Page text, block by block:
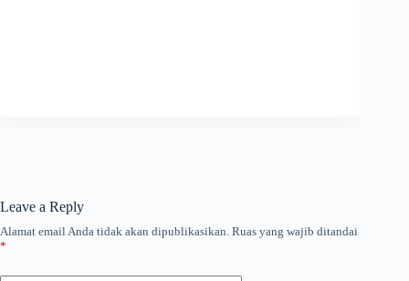
Leave a Reply
Alamat email Anda tidak akan dipublikasikan. Ruas yang wajib ditandai
*